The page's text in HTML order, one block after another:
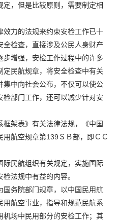
，但是比较原则，需要制定相
力的法规来约束安检工作已十
检查，直接涉及公民人身财产
增强，安检工作过程中的许多
民航规章，将安全检查中有关
集中向社会公布，不仅可以使公
检部门工作，还可以减少针对安
架表》有关法律法规，《中国
用航空规章第139ＳＢ部，即ＣＣ
民航组织有关规定，实施国际
法规中有益的内容。
务院部门规章，以中国民用航
航空事业，指导和规范民航系
场中民用部分的安检工作；其